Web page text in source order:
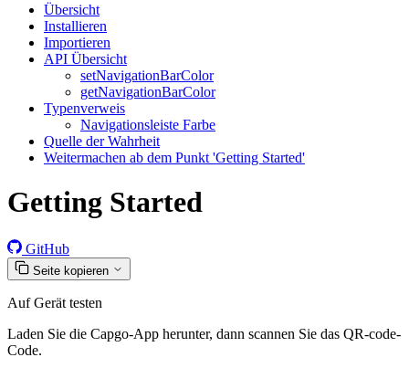
Übersicht
Installieren
Importieren
API Übersicht
setNavigationBarColor
getNavigationBarColor
Typenverweis
Navigationsleiste Farbe
Quelle der Wahrheit
Weitermachen ab dem Punkt 'Getting Started'
Getting Started
GitHub
Seite kopieren
Auf Gerät testen
Laden Sie die Capgo-App herunter, dann scannen Sie das QR-code-
Code.